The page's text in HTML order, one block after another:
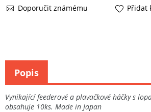
Doporučit známému
Přidat
Vynikající feederové a plavačkové háčky s
obsahuje 10ks. Made in Japan
Popis